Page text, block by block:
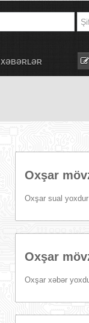
XƏBƏRLƏR
Oxşar
Oxşar sual yoxdur
Oxşar
Oxşar xəbər